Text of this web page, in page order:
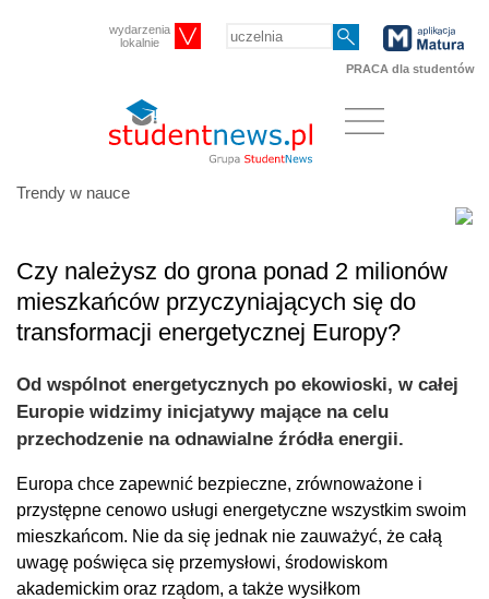
wydarzenia
lokalnie
PRACA dla studentów
Trendy w nauce
Czy należysz do grona ponad 2 milionów
mieszkańców przyczyniających się do
transformacji energetycznej Europy?
Od wspólnot energetycznych po ekowioski, w całej
Europie widzimy inicjatywy mające na celu
przechodzenie na odnawialne źródła energii.
Europa chce zapewnić bezpieczne, zrównoważone i
przystępne cenowo usługi energetyczne wszystkim swoim
mieszkańcom. Nie da się jednak nie zauważyć, że całą
uwagę poświęca się przemysłowi, środowiskom
akademickim oraz rządom, a także wysiłkom